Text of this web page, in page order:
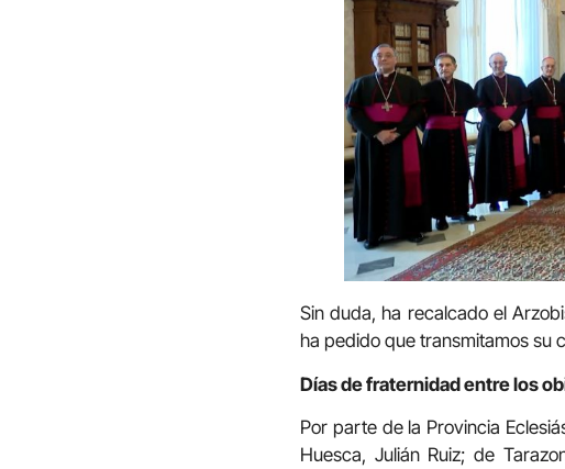
Sin duda, ha recalcado el
ha pedido que transmitamos su
Días de fraternidad entre los
Por parte de la Provincia
Huesca, Julián Ruiz; de